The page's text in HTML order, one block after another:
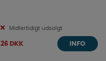
Midlertidigt udsolgt
26 DKK INFO